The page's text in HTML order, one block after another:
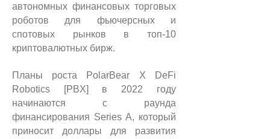
автономных финансовых торговых
роботов для фьючерсных и
спотовых рынков в топ-10
криптовалютных бирж.
Планы роста PolarBear X DeFi
Robotics [PBX] в 2022 году
начинаются с раунда
финансирования Series A, который
приносит доллары для развития